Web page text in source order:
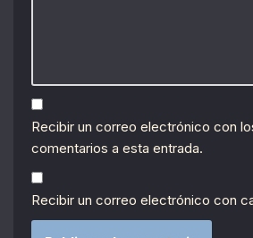
Recibir un correo electrónico con
comentarios a esta entrada.
Recibir un correo electrónico con